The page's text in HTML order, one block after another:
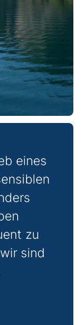
Video
eines
zu
sind